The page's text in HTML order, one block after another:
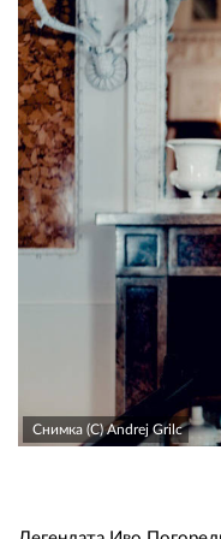
Снимка (C) Andrej Grilc